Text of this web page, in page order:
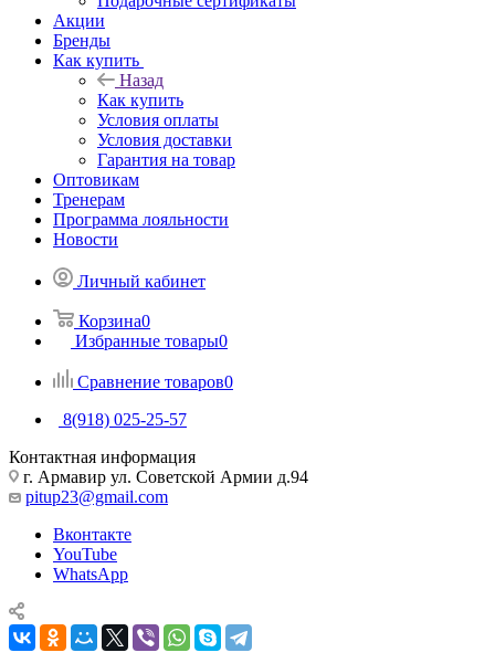
Акции
Бренды
Как купить
Назад
Как купить
Условия оплаты
Условия доставки
Гарантия на товар
Оптовикам
Тренерам
Программа лояльности
Новости
Личный кабинет
Корзина0
Избранные товары0
Сравнение товаров0
8(918) 025-25-57
Контактная информация
г. Армавир ул. Советской Армии д.94
pitup23@gmail.com
Вконтакте
YouTube
WhatsApp